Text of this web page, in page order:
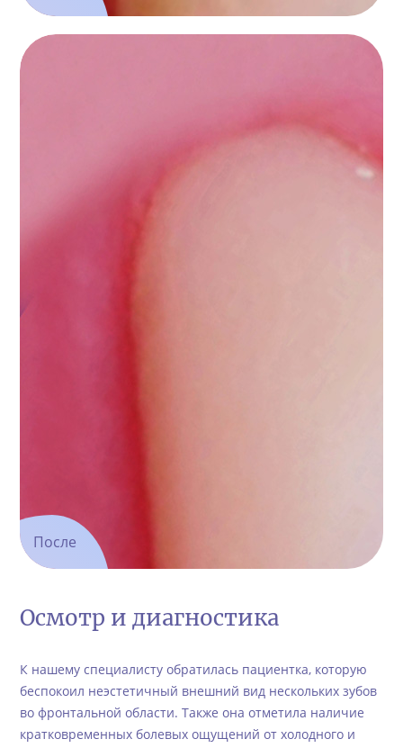
После
Осмотр и диагностика
К нашему специалисту обратилась пациентка, которую
беспокоил неэстетичный внешний вид нескольких зубов
во фронтальной области. Также она отметила наличие
кратковременных болевых ощущений от холодного и